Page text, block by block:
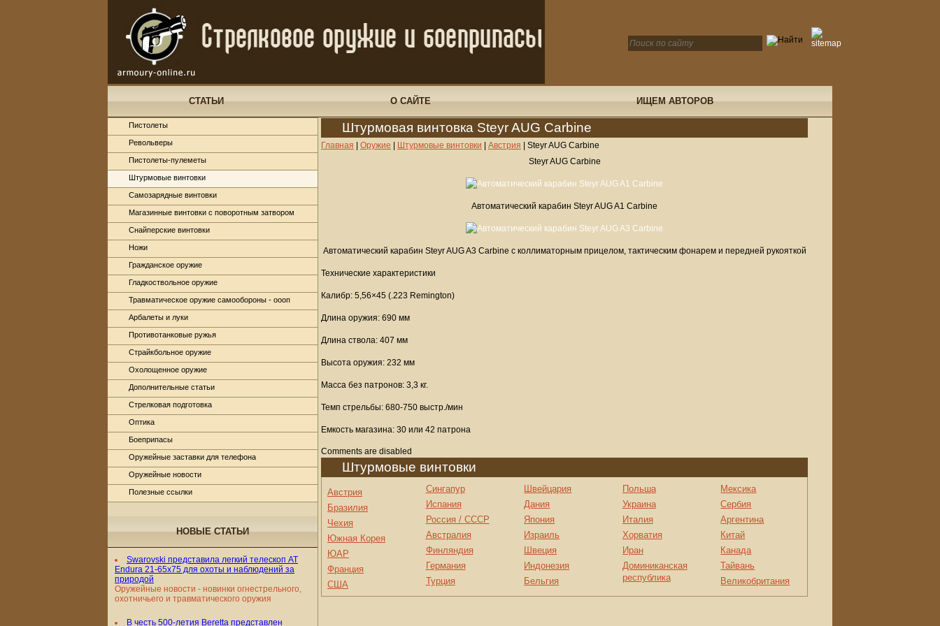
СТАТЬИ О САЙТЕ ИЩЕМ АВТОРОВ
Штурмовая винтовка Steyr AUG Carbine
Главная Оружие Штурмовые винтовки Австрия
Steyr AUG Carbine
Steyr AUG Carbine
Автоматический карабин Steyr AUG A1 Carbine
Автоматический карабин Steyr AUG A3 Carbine с коллиматорным прицелом, тактическим фонарем и передней рукояткой
Технические характеристики
Калибр: 5,56×45 (.223 Remington)
Длина оружия: 690 мм
Длина ствола: 407 мм
Высота оружия: 232 мм
Масса без патронов: 3,3 кг.
Темп стрельбы: 680-750 выстр./мин
Емкость магазина: 30 или 42 патрона
Comments are disabled
Штурмовые винтовки
Австрия
Бразилия
Чехия
Южная Корея
ЮАР
Франция
США
Сингапур
Испания
Россия / СССР
Австралия
Финляндия
Германия
Турция
Швейцария
Дания
Япония
Израиль
Швеция
Индонезия
Бельгия
Польша
Украина
Италия
Хорватия
Иран
Доминиканская
республика
Мексика
Сербия
Аргентина
Китай
Канада
Тайвань
Великобритания
Пистолеты
Револьверы
Пистолеты-пулеметы
Штурмовые винтовки
Самозарядные винтовки
Магазинные винтовки с поворотным затвором
Снайперские винтовки
Ножи
Гражданское оружие
Гладкоствольное оружие
Травматическое оружие самообороны - оооп
Арбалеты и луки
Противотанковые ружья
Страйкбольное оружие
Охолощенное оружие
Дополнительные статьи
Стрелковая подготовка
Оптика
Боеприпасы
Оружейные заставки для телефона
Оружейные новости
Полезные ссылки
НОВЫЕ СТАТЬИ
Swarovski представила легкий телескоп AT
Endura 21-65x75 для охоты и наблюдений за
природой
Оружейные новости - новинки огнестрельного,
охотничьего и травматического оружия
В честь 500-летия Beretta представлен